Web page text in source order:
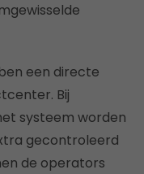
een directe
Bij
systeem worden
gecontroleerd
de operators